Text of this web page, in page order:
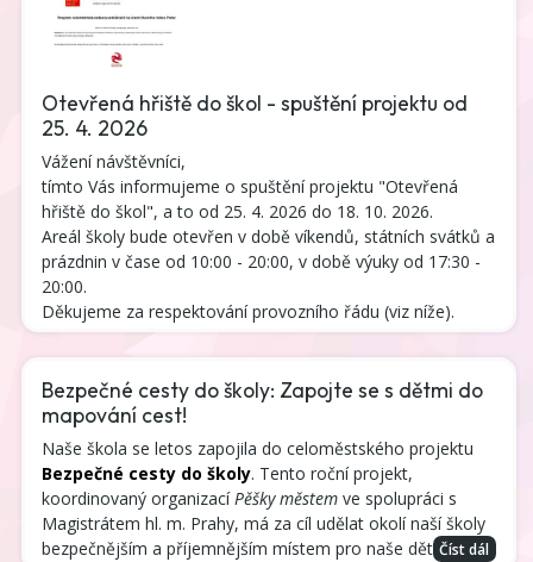
Otevřená hřiště do škol - spuštění projektu od
25. 4. 2026
Vážení návštěvníci,
tímto Vás informujeme o spuštění projektu "Otevřená
hřiště do škol", a to od 25. 4. 2026 do 18. 10. 2026.
Areál školy bude otevřen v době víkendů, státních svátků a
prázdnin v čase od 10:00 - 20:00, v době výuky od 17:30 -
20:00.
Děkujeme za respektování provozního řádu (viz níže).
Bezpečné cesty do školy: Zapojte se s dětmi do
mapování cest!
Naše škola se letos zapojila do celoměstského projektu
Bezpečné cesty do školy. Tento roční projekt,
koordinovaný organizacíPěšky městem ve spolupráci s
Magistrátem hl. m. Prahy, má za cíl udělat okolí naší školy
bezpečnějším a příjemnějším místem pro naše děti.Číst dál